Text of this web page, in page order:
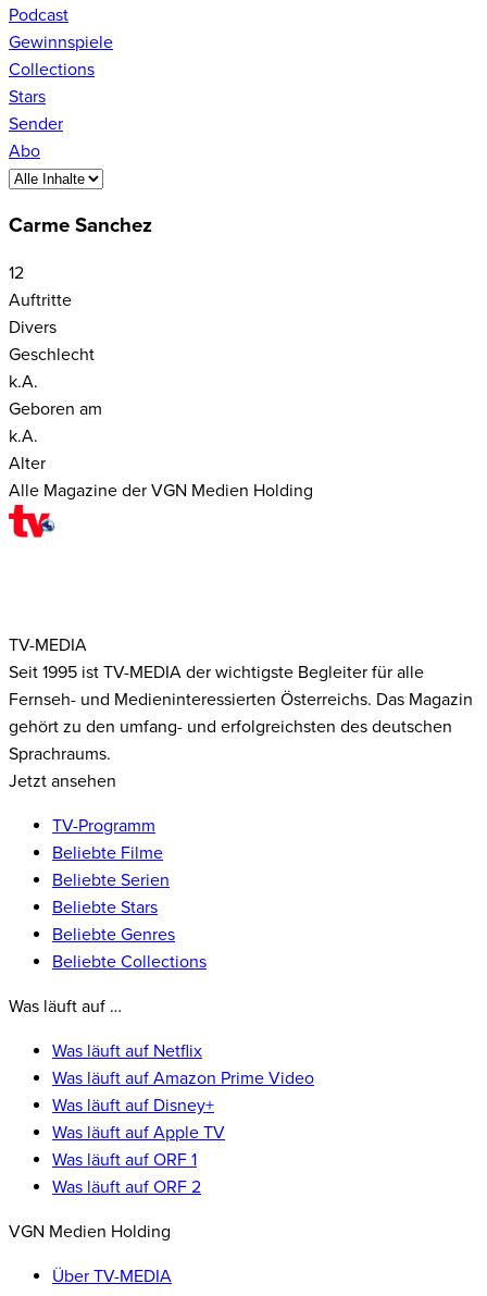
Podcast
Gewinnspiele
Collections
Stars
Sender
Abo
Carme Sanchez
12
Auftritte
Divers
Geschlecht
k.A.
Geboren am
k.A.
Alter
Alle Magazine der VGN Medien Holding
TV-MEDIA
Seit 1995 ist TV-MEDIA der wichtigste Begleiter für alle
Fernseh- und Medieninteressierten Österreichs. Das Magazin
gehört zu den umfang- und erfolgreichsten des deutschen
Sprachraums.
Jetzt ansehen
TV-Programm
Beliebte Filme
Beliebte Serien
Beliebte Stars
Beliebte Genres
Beliebte Collections
Was läuft auf …
Was läuft auf Netflix
Was läuft auf Amazon Prime Video
Was läuft auf Disney+
Was läuft auf Apple TV
Was läuft auf ORF 1
Was läuft auf ORF 2
VGN Medien Holding
Über TV-MEDIA